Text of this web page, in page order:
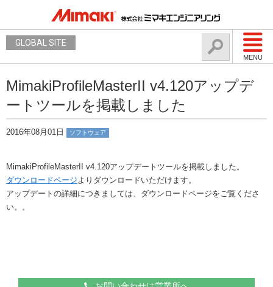
MENU
GLOBAL SITE
MimakiProfileMasterII v4.120アップデ
ートツールを掲載しました
2016年08月01日 ソフトウェア
MimakiProfileMasterII v4.120アップデートツールを掲載しました。
ダウンロードページよりダウンロードいただけます。
アップデートの詳細につきましては、ダウンロードページをご覧くださ
い。。